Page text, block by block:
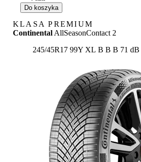
Do koszyka
KLASA PREMIUM
Continental AllSeasonContact 2
245/45R17 99Y XL Etykieta:
B B B 71 dB